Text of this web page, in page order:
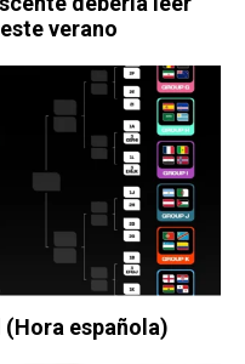
verano
española)